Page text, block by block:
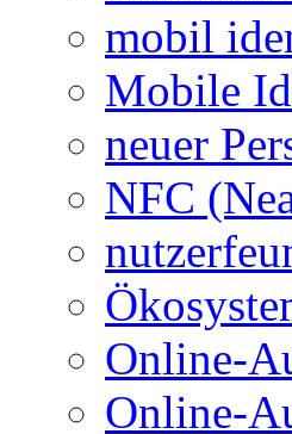
mobil
Mobile
neuer
NFC
Online-
Online-